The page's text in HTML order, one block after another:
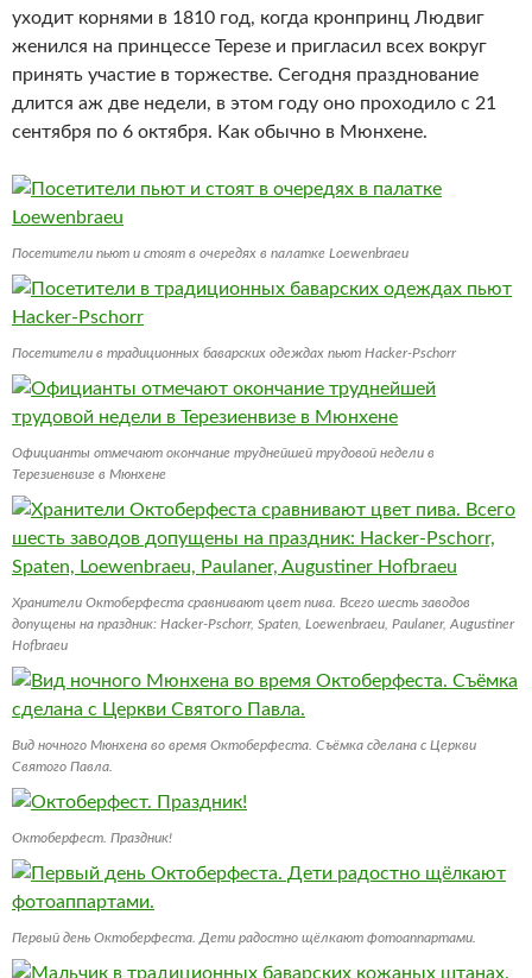
уходит корнями в 1810 год, когда кронпринц Людвиг
женился на принцессе Терезе и пригласил всех вокруг
принять участие в торжестве. Сегодня празднование
длится аж две недели, в этом году оно проходило с 21
сентября по 6 октября. Как обычно в Мюнхене.
Посетители пьют и стоят в очередях в палатке Loewenbraeu
Посетители в традиционных баварских одеждах пьют Hacker-Pschorr
Официанты отмечают окончание труднейшей трудовой недели в
Терезиенвизе в Мюнхене
Хранители Октоберфеста сравнивают цвет пива. Всего шесть заводов
допущены на праздник: Hacker-Pschorr, Spaten, Loewenbraeu, Paulaner, Augustiner
Hofbraeu
Вид ночного Мюнхена во время Октоберфеста. Съёмка сделана с Церкви
Святого Павла.
Октоберфест. Праздник!
Первый день Октоберфеста. Дети радостно щёлкают фотоаппартами.